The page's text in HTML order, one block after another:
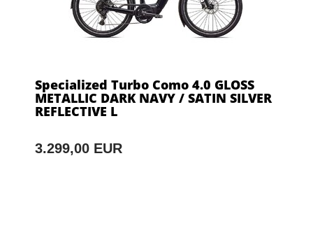
Specialized Turbo Como 4.0 GLOSS
METALLIC DARK NAVY / SATIN SILVER
REFLECTIVE L
3.299,00 EUR